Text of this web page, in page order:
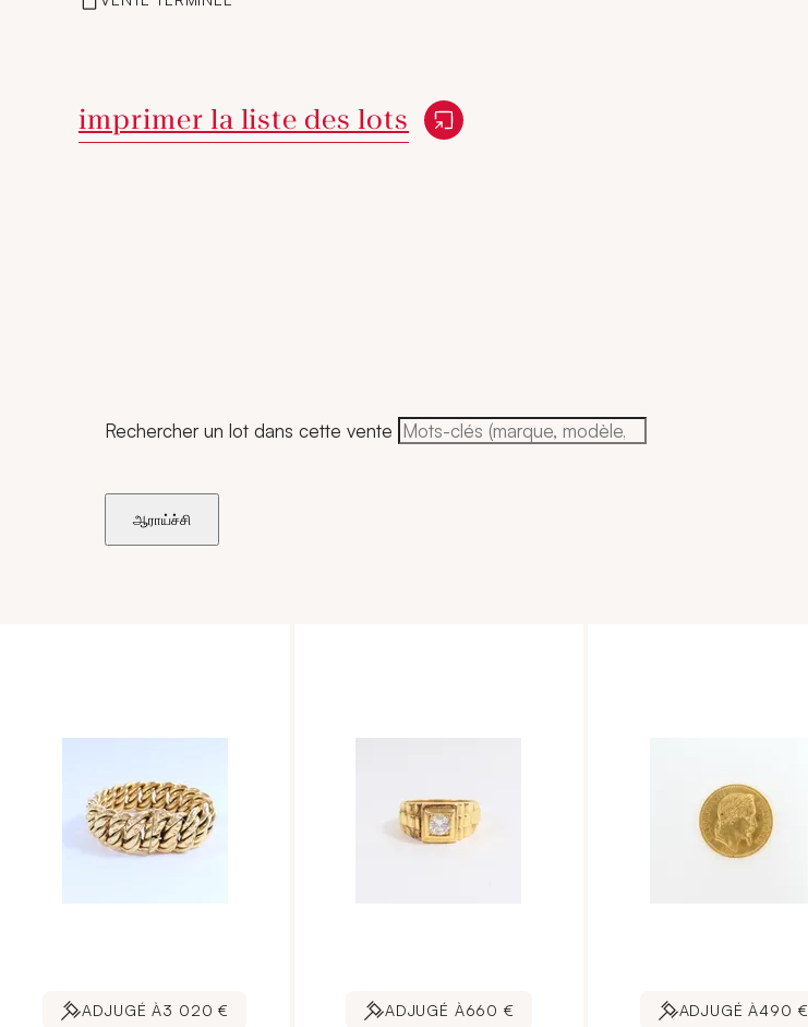
Nouvelle fenêtre
imprimer la liste des lots
Rechercher un lot dans cette vente
ஆராய்ச்சி
ADJUGÉ À3 020 € ADJUGÉ À660 € ADJUGÉ À490 €